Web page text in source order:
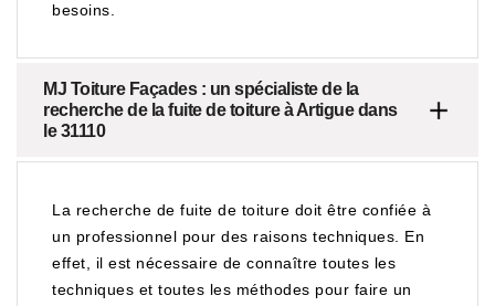
besoins.
MJ Toiture Façades : un spécialiste de la
recherche de la fuite de toiture à Artigue dans
le 31110
La recherche de fuite de toiture doit être confiée à
un professionnel pour des raisons techniques. En
effet, il est nécessaire de connaître toutes les
techniques et toutes les méthodes pour faire un